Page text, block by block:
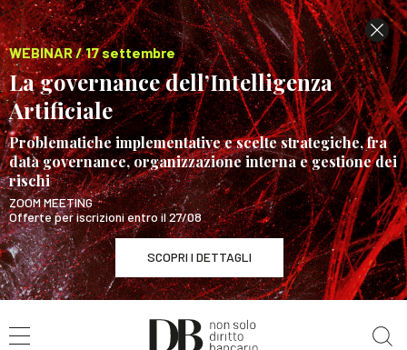
WEBINAR / 17 settembre
La governance dell’Intelligenza
Artificiale
Problematiche implementative e scelte strategiche, fra
data governance, organizzazione interna e gestione dei
rischi
ZOOM MEETING
Offerte per iscrizioni entro il 27/08
SCOPRI I DETTAGLI
WEBINAR / 17 settembre